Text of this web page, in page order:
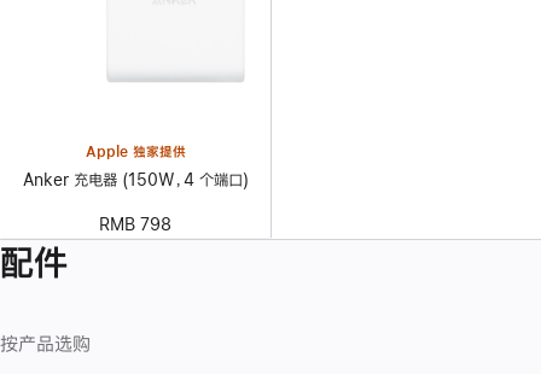
Apple 独家提供
Anker 充电器 (150W，4 个端口)
RMB 798
配件
按产品选购